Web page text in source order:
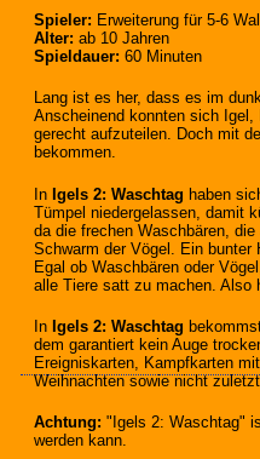
Spieler: Erweiterung für 5-6
Alter: ab 10 Jahren
Spieldauer: 60 Minuten
Lang ist es her, dass es im
Anscheinend konnten sich
gerecht aufzuteilen. Doch mit
bekommen.
InIgels 2: Waschtag haben
Tümpel niedergelassen, damit
da die frechen Waschbären,
Schwarm der Vögel. Ein bunter
Egal ob Waschbären oder
alle Tiere satt zu machen. Also
InIgels 2: Waschtag
dem garantiert kein Auge
Ereigniskarten, Kampfkarten
Weihnachten sowie nicht
Achtung: "Igels 2: Waschtag"
werden kann.